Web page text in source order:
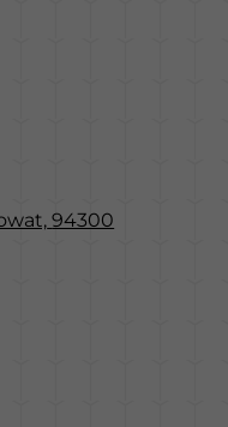
94300